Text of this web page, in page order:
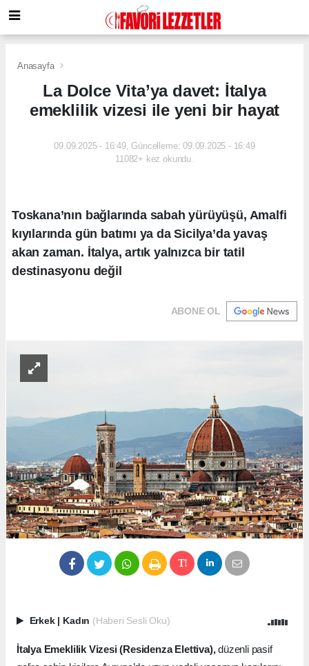
Anasayfa
La Dolce Vita’ya davet: İtalya
emeklilik vizesi ile yeni bir hayat
09.09.2025 - 16:49, Güncelleme: 09.09.2025 - 16:49
11082+ kez okundu.
Toskana’nın bağlarında sabah yürüyüşü, Amalfi
kıyılarında gün batımı ya da Sicilya’da yavaş
akan zaman. İtalya, artık yalnızca bir tatil
destinasyonu değil
ABONE OL
Erkek Kadın (Haberi Sesli Oku)
İtalya Emeklilik Vizesi (Residenza Elettiva),düzenli pasif